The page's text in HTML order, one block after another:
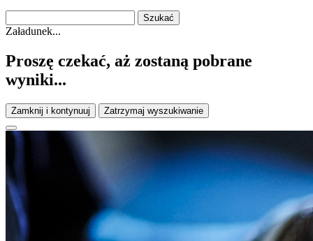
Załadunek...
Proszę czekać, aż zostaną pobrane
wyniki...
Zamknij i kontynuuj Zatrzymaj wyszukiwanie